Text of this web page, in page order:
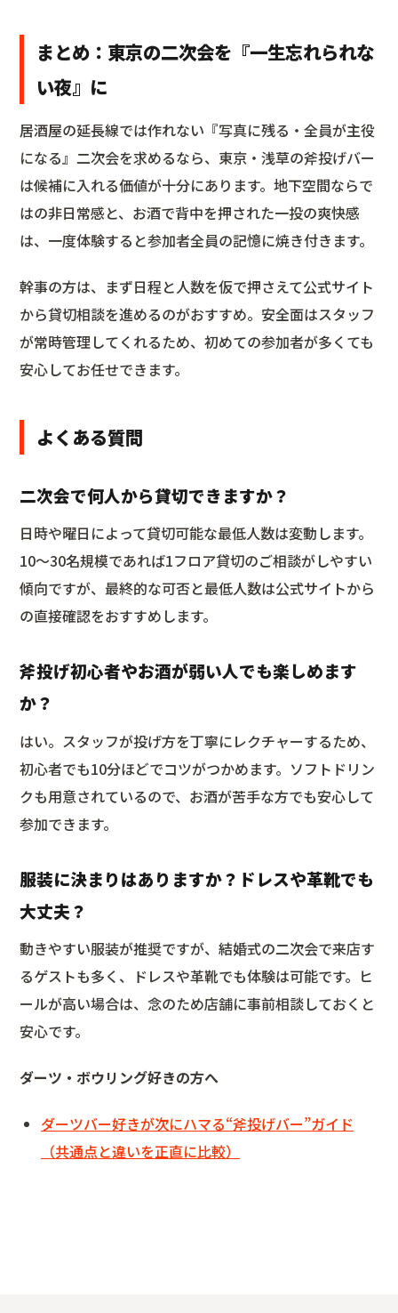
まとめ：東京の二次会を『一生忘れられな
い夜』に
居酒屋の延長線では作れない『写真に残る・全員が主役
になる』二次会を求めるなら、東京・浅草の斧投げバー
は候補に入れる価値が十分にあります。地下空間ならで
はの非日常感と、お酒で背中を押された一投の爽快感
は、一度体験すると参加者全員の記憶に焼き付きます。
幹事の方は、まず日程と人数を仮で押さえて公式サイト
から貸切相談を進めるのがおすすめ。安全面はスタッフ
が常時管理してくれるため、初めての参加者が多くても
安心してお任せできます。
よくある質問
二次会で何人から貸切できますか？
日時や曜日によって貸切可能な最低人数は変動します。
10〜30名規模であれば1フロア貸切のご相談がしやすい
傾向ですが、最終的な可否と最低人数は公式サイトから
の直接確認をおすすめします。
斧投げ初心者やお酒が弱い人でも楽しめます
か？
はい。スタッフが投げ方を丁寧にレクチャーするため、
初心者でも10分ほどでコツがつかめます。ソフトドリン
クも用意されているので、お酒が苦手な方でも安心して
参加できます。
服装に決まりはありますか？ドレスや革靴でも
大丈夫？
動きやすい服装が推奨ですが、結婚式の二次会で来店す
るゲストも多く、ドレスや革靴でも体験は可能です。ヒ
ールが高い場合は、念のため店舗に事前相談しておくと
安心です。
ダーツ・ボウリング好きの方へ
ダーツバー好きが次にハマる“斧投げバー”ガイド
（共通点と違いを正直に比較）